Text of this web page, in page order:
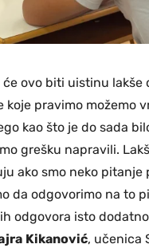
će ovo biti uistinu lakše
koje pravimo možemo
kao što je do sada
grešku napravili.
ako smo neko pitanje
da odgovorimo na to
odgovora isto dodatno
Kikanović, učenica